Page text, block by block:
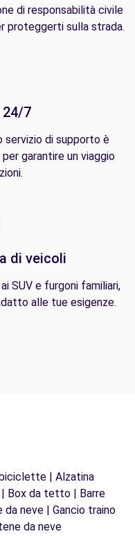
di responsabilità civile
proteggerti sulla strada.
7
servizio di supporto è
garantire un viaggio
di veicoli
SUV e furgoni familiari,
alle tue esigenze.
| Alzatina
Box da tetto | Barre
neve | Gancio traino
da neve